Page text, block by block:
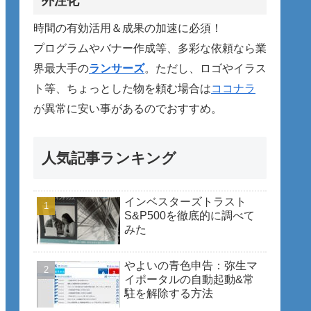
時間の有効活用＆成果の加速に必須！
プログラムやバナー作成等、多彩な依頼なら業
界最大手のランサーズ。ただし、ロゴやイラス
ト等、ちょっとした物を頼む場合はココナラ
が異常に安い事があるのでおすすめ。
人気記事ランキング
インベスターズトラスト
S&P500を徹底的に調べて
みた
やよいの青色申告：弥生マ
イポータルの自動起動&常
駐を解除する方法